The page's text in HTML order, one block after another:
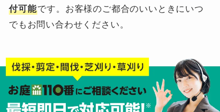
付可能です。お客様のご都合のいいときにいつ
でもお問い合わせください。